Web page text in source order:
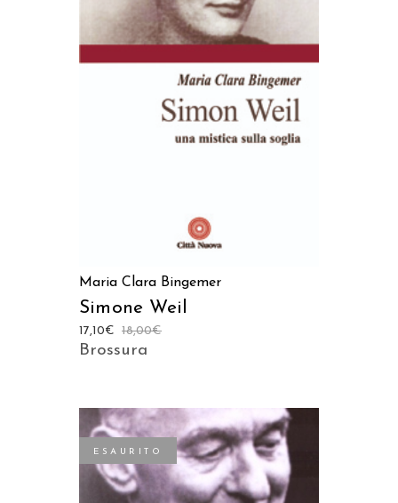
AGGIUNGI AL CARRELLO
Maria Clara Bingemer
Simone Weil
18,00€
17,10€
Brossura
ESAURITO